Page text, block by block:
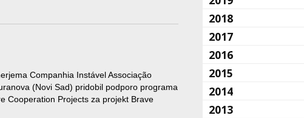
Companhia Instável Associação
(Novi Sad) pridobil podporo programa
Cooperation Projects za projekt Brave
2018
2017
2016
2015
2014
2013